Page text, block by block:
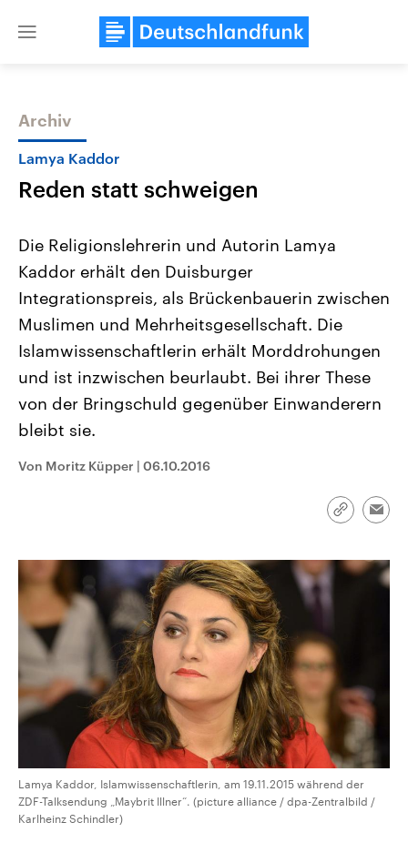
Close
Themen
USA
Aktuelle Beiträge, Analysen und
Hintergründe
Wirtschaftlich und militärisch
gehören die Vereinigten Staaten zu
mit großem Einfluss auf das
Nahostkonflikt
Aktuelle Lage und
Der Überfall der
Terrororganisation Hamas
Oktober 2023 auf Israel
Israel möchte die Hamas
Sendungen Programm
Archiv
Lamya Kaddor
Reden statt schweigen
Die Religionslehrerin und Autorin Lamya
Kaddor erhält den Duisburger
Integrationspreis, als Brückenbauerin zwischen
Muslimen und Mehrheitsgesellschaft. Die
Islamwissenschaftlerin erhält Morddrohungen
und ist inzwischen beurlaubt. Bei ihrer These
von der Bringschuld gegenüber Einwanderern
bleibt sie.
Von Moritz Küpper | 06.10.2016
Link
Lamya Kaddor, Islamwissenschaftlerin, am 19.11.2015 während der
ZDF-Talksendung „Maybrit Illner“. (picture alliance / dpa-Zentralbild /
Karlheinz Schindler)